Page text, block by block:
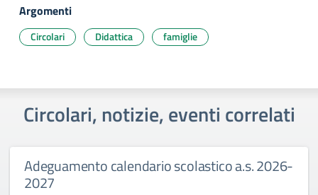
Argomenti
Circolari Didattica famiglie
Circolari, notizie, eventi correlati
Adeguamento calendario scolastico a.s. 2026-
2027